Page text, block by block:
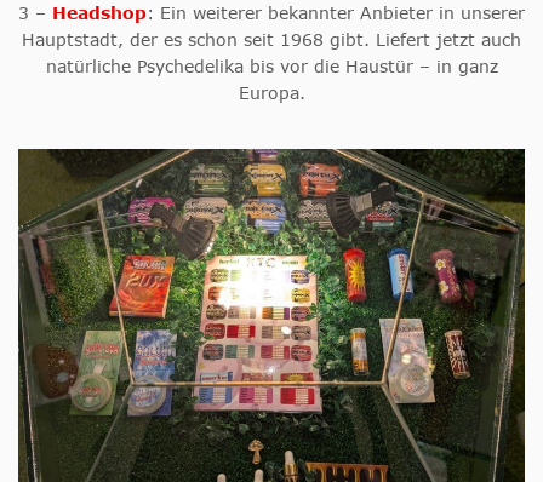
3 – Headshop: Ein weiterer bekannter Anbieter in unserer
Hauptstadt, der es schon seit 1968 gibt. Liefert jetzt auch
natürliche Psychedelika bis vor die Haustür – in ganz
Europa.